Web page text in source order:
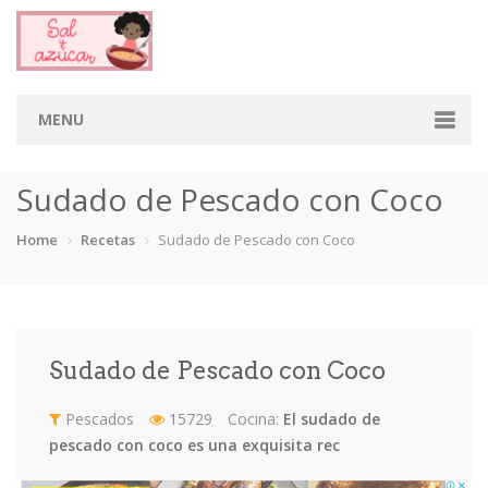
MENU
Categorias
cupcakes Desayunos Dips
Sudado de Pescado con Coco
Home Recetas Sudado de Pescado con Coco
Sudado de Pescado con Coco
Pescados 15729 Cocina: El sudado de
pescado con coco es una exquisita rec